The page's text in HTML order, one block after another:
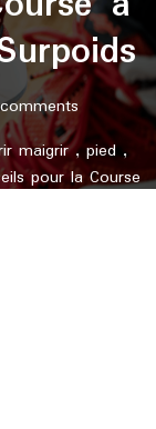
maigrir,pied,
pour la Course